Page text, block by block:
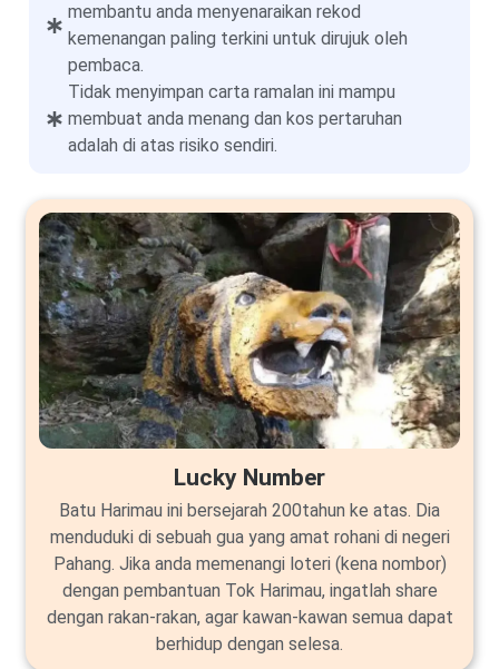
membantu anda menyenaraikan rekod
kemenangan paling terkini untuk dirujuk oleh
pembaca.
Tidak menyimpan carta ramalan ini mampu
membuat anda menang dan kos pertaruhan
adalah di atas risiko sendiri.
Lucky Number
Batu Harimau ini bersejarah 200tahun ke atas. Dia
menduduki di sebuah gua yang amat rohani di negeri
Pahang. Jika anda memenangi loteri (kena nombor)
dengan pembantuan Tok Harimau, ingatlah share
dengan rakan-rakan, agar kawan-kawan semua dapat
berhidup dengan selesa.